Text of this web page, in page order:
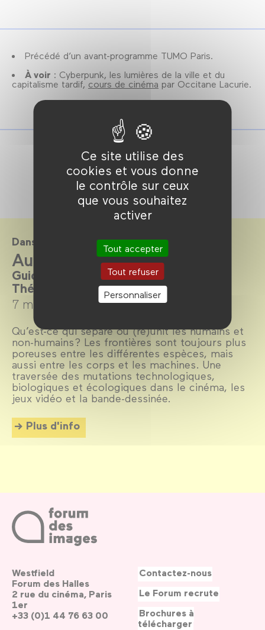
Ce site utilise des
cookies et vous donne
le contrôle sur ceux
que vous souhaitez
activer
Tout accepter
Tout refuser
Personnaliser
Précédé d’un avant-programme TUMO Paris.
À voir : Cyberpunk, les lumières de la ville et du
capitalisme tardif, cours de cinéma par Occitane Lacurie.
Dans le cadre de
Aux frontières de l'humain
Guide de survie au XXIe siècle.
Thématique, du 7 mai au 6 juillet 2025
7 mai →
6 juillet 2025
Qu’est-ce qui sépare ou (ré)unit les humains et
non-humains ? Les frontières sont toujours plus
poreuses entre les différentes espèces, mais
aussi entre les corps et les machines. Une
traversée des mutations technologiques,
biologiques et écologiques dans le cinéma, les
jeux vidéo et la bande-dessinée.
Plus d'info
Westfield
Forum des Halles
2 rue du cinéma, Paris
1er
+33 (0)1 44 76 63 00
Contactez-nous
Le Forum recrute
Brochures à
télécharger